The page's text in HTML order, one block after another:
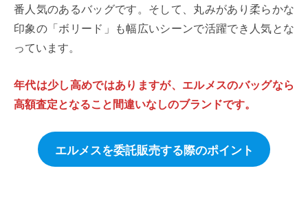
番人気のあるバッグです。そして、丸みがあり柔らかな
印象の「ボリード」も幅広いシーンで活躍でき人気とな
っています。
年代は少し高めではありますが、エルメスのバッグなら
高額査定となること間違いなしのブランドです。
エルメスを委託販売する際のポイント